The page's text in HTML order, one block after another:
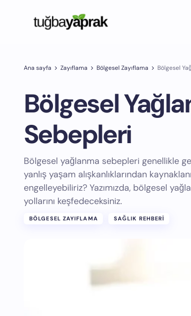
Ana sayfa Zayıflama Bölgesel Zayıflama Bölgesel
Bölgesel
Sebepleri
Bölgesel yağlanma sebepleri genellikle
yanlış yaşam alışkanlıklarından
engelleyebiliriz? Yazımızda, bölgesel
yollarını keşfedeceksiniz.
BÖLGESEL ZAYIFLAMA SAĞLIK REHBERI